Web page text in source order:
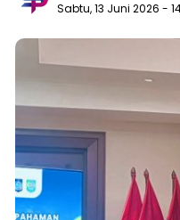
Sabtu, 13 Juni 2026 -